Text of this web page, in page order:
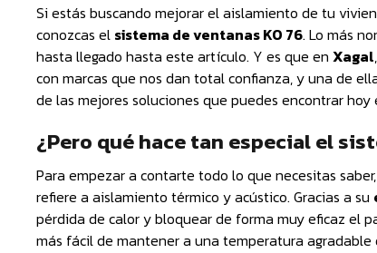
Si estás buscando mejorar el aislamiento de tu
conozcas el sistema de ventanas KO 76. Lo más
hasta llegado hasta este artículo. Y es que enXagal
con marcas que nos dan total confianza, y una de
de las mejores soluciones que puedes encontrar hoy
¿Pero qué hace tan especial el
Para empezar a contarte todo lo que necesitas
refiere a aislamiento térmico y acústico. Gracias a su
pérdida de calor y bloquear de forma muy eficaz el
más fácil de mantener a una temperatura